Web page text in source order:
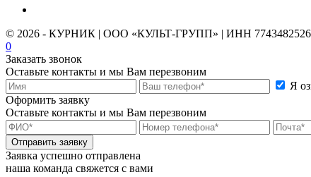
© 2026 - КУРНИК | ООО «КУЛЬТ-ГРУПП» | ИНН 7743482526
0
Заказать звонок
Оставьте контакты и мы Вам перезвоним
Я
Оформить заявку
Оставьте контакты и мы Вам перезвоним
Отправить заявку
Заявка успешно отправлена
наша команда свяжется с вами